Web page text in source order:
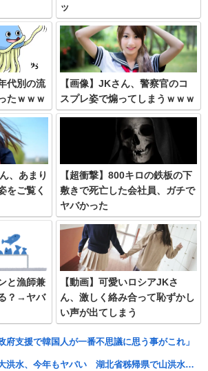
ッ
代別の流
たｗｗｗ
【画像】JKさん、警察官のコ
スプレ姿で煽ってしまうｗｗｗ
、あまり
をご覧く
【超衝撃】800キロの鉄板の下
敷きで死亡した会社員、ガチで
ヤバかった
と漁師兼
？→ヤバ
【動画】可愛いロシアJKさ
ん、激しく絡み合って恥ずかし
い声が出てしまう
府支援で韓国人が一番不思議に思う事がこれ」
ヤバい 湖北省秭帰県で山洪水が市街地を直撃、工場浸水・車両が次々流さ